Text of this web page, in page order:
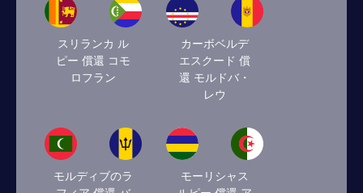
スリランカ ル
ピー 償還 コモ
ロフラン
カーボベルデ
エスクード 償
還 モルドバ・
レウ
モルディブのラ
モーリシャス